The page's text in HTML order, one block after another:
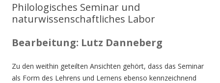
Philologisches Seminar und
naturwissenschaftliches Labor
Bearbeitung: Lutz Danneberg
Zu den weithin geteilten Ansichten gehört, dass das Seminar
als Form des Lehrens und Lernens ebenso kennzeichnend